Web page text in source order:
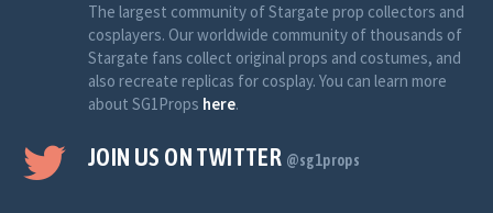
The largest community of Stargate prop collectors and
cosplayers. Our worldwide community of thousands of
Stargate fans collect original props and costumes, and
also recreate replicas for cosplay. You can learn more
about SG1Props here.
JOIN US ON TWITTER @sg1props